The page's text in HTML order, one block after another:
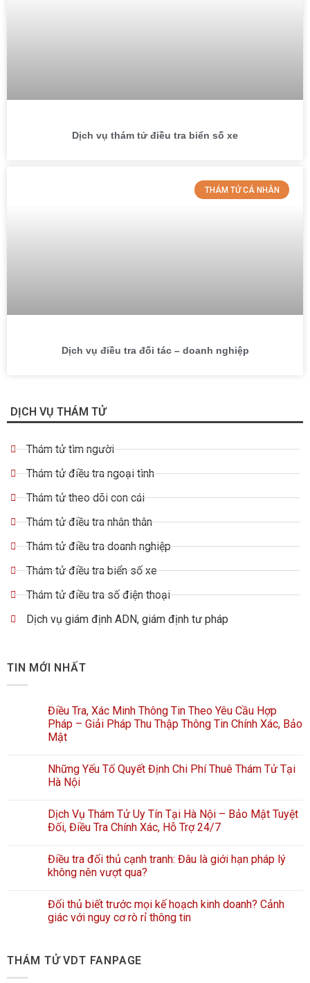
Dịch vụ thám tử điều tra biển số xe
THÁM TỬ CÁ NHÂN
Dịch vụ điều tra đối tác – doanh nghiệp
DỊCH VỤ THÁM TỬ
Thám tử tìm người
Thám tử điều tra ngoại tình
Thám tử theo dõi con cái
Thám tử điều tra nhân thân
Thám tử điều tra doanh nghiệp
Thám tử điều tra biển số xe
Thám tử điều tra số điện thoại
Dịch vụ giám định ADN, giám định tư pháp
TIN MỚI NHẤT
Điều Tra, Xác Minh Thông Tin Theo Yêu Cầu Hợp
Pháp – Giải Pháp Thu Thập Thông Tin Chính Xác, Bảo
Mật
Những Yếu Tố Quyết Định Chi Phí Thuê Thám Tử Tại
Hà Nội
Dịch Vụ Thám Tử Uy Tín Tại Hà Nội – Bảo Mật Tuyệt
Đối, Điều Tra Chính Xác, Hỗ Trợ 24/7
Điều tra đối thủ cạnh tranh: Đâu là giới hạn pháp lý
không nên vượt qua?
Đối thủ biết trước mọi kế hoạch kinh doanh? Cảnh
giác với nguy cơ rò rỉ thông tin
THÁM TỬ VDT FANPAGE